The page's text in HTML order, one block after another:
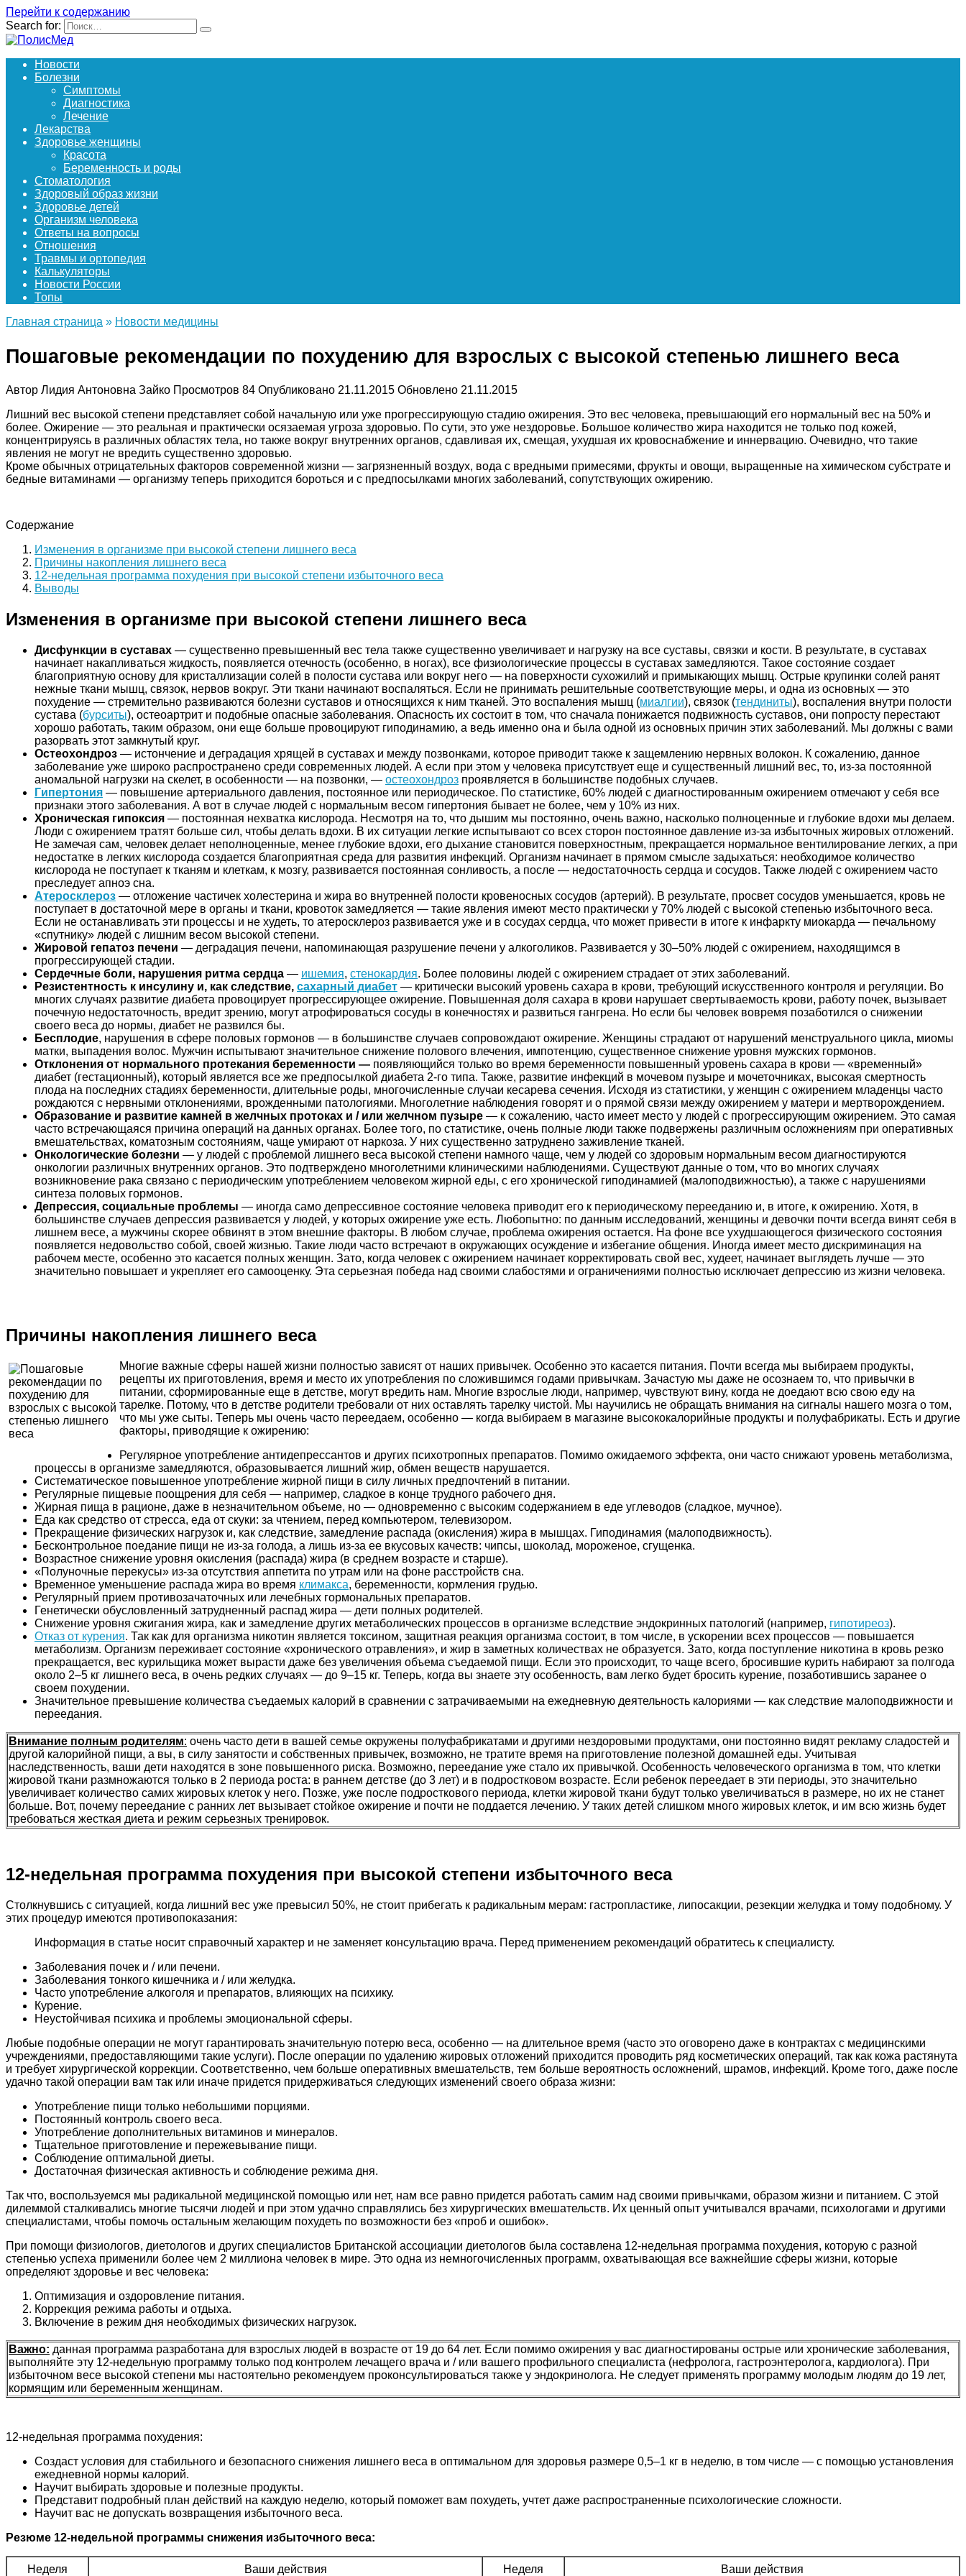
Перейти к содержанию
Search for:
Новости
Болезни
Симптомы
Диагностика
Лечение
Лекарства
Здоровье женщины
Красота
Беременность и роды
Стоматология
Здоровый образ жизни
Здоровье детей
Организм человека
Ответы на вопросы
Отношения
Травмы и ортопедия
Калькуляторы
Новости России
Топы
Главная страница » Новости медицины
Пошаговые рекомендации по похудению для взрослых с высокой степенью лишнего веса
Автор Лидия Антоновна Зайко Просмотров 84 Опубликовано 21.11.2015 Обновлено 21.11.2015
Лишний вес высокой степени представляет собой начальную или уже прогрессирующую стадию ожирения. Это вес человека, превышающий его нормальный вес на 50% и
более. Ожирение — это реальная и практически осязаемая угроза здоровью. По сути, это уже нездоровье. Большое количество жира находится не только под кожей,
концентрируясь в различных областях тела, но также вокруг внутренних органов, сдавливая их, смещая, ухудшая их кровоснабжение и иннервацию. Очевидно, что такие
явления не могут не вредить существенно здоровью.
Кроме обычных отрицательных факторов современной жизни — загрязненный воздух, вода с вредными примесями, фрукты и овощи, выращенные на химическом субстрате и
бедные витаминами — организму теперь приходится бороться и с предпосылками многих заболеваний, сопутствующих ожирению.
Содержание
Изменения в организме при высокой степени лишнего веса
Причины накопления лишнего веса
12-недельная программа похудения при высокой степени избыточного веса
Выводы
Изменения в организме при высокой степени лишнего веса
Дисфункции в суставах — существенно превышенный вес тела также существенно увеличивает и нагрузку на все суставы, связки и кости. В результате, в суставах
начинает накапливаться жидкость, появляется отечность (особенно, в ногах), все физиологические процессы в суставах замедляются. Такое состояние создает
благоприятную основу для кристаллизации солей в полости сустава или вокруг него — на поверхности сухожилий и примыкающих мышц. Острые крупинки солей ранят
нежные ткани мышц, связок, нервов вокруг. Эти ткани начинают воспаляться. Если не принимать решительные соответствующие меры, и одна из основных — это
похудение — стремительно развиваются болезни суставов и относящихся к ним тканей. Это воспаления мышц (миалгии), связок (тендиниты), воспаления внутри полости
сустава (бурситы), остеоартрит и подобные опасные заболевания. Опасность их состоит в том, что сначала понижается подвижность суставов, они попросту перестают
хорошо работать, таким образом, они еще больше провоцируют гиподинамию, а ведь именно она и была одной из основных причин этих заболеваний. Мы должны с вами
разорвать этот замкнутый круг.
Остеохондроз — истончение и деградация хрящей в суставах и между позвонками, которое приводит также к защемлению нервных волокон. К сожалению, данное
заболевание уже широко распространено среди современных людей. А если при этом у человека присутствует еще и существенный лишний вес, то, из-за постоянной
аномальной нагрузки на скелет, в особенности — на позвонки, — остеохондроз проявляется в большинстве подобных случаев.
Гипертония — повышение артериального давления, постоянное или периодическое. По статистике, 60% людей с диагностированным ожирением отмечают у себя все
признаки этого заболевания. А вот в случае людей с нормальным весом гипертония бывает не более, чем у 10% из них.
Хроническая гипоксия — постоянная нехватка кислорода. Несмотря на то, что дышим мы постоянно, очень важно, насколько полноценные и глубокие вдохи мы делаем.
Люди с ожирением тратят больше сил, чтобы делать вдохи. В их ситуации легкие испытывают со всех сторон постоянное давление из-за избыточных жировых отложений.
Не замечая сам, человек делает неполноценные, менее глубокие вдохи, его дыхание становится поверхностным, прекращается нормальное вентилирование легких, а при
недостатке в легких кислорода создается благоприятная среда для развития инфекций. Организм начинает в прямом смысле задыхаться: необходимое количество
кислорода не поступает к тканям и клеткам, к мозгу, развивается постоянная сонливость, а после — недостаточность сердца и сосудов. Также людей с ожирением часто
преследует апноэ сна.
Атеросклероз — отложение частичек холестерина и жира во внутренней полости кровеносных сосудов (артерий). В результате, просвет сосудов уменьшается, кровь не
поступает в достаточной мере в органы и ткани, кровоток замедляется — такие явления имеют место практически у 70% людей с высокой степенью избыточного веса.
Если не останавливать эти процессы и не худеть, то атеросклероз развивается уже и в сосудах сердца, что может привести в итоге к инфаркту миокарда — печальному
«спутнику» людей с лишним весом высокой степени.
Жировой гепатоз печени — деградация печени, напоминающая разрушение печени у алкоголиков. Развивается у 30–50% людей с ожирением, находящимся в
прогрессирующей стадии.
Сердечные боли, нарушения ритма сердца — ишемия, стенокардия. Более половины людей с ожирением страдает от этих заболеваний.
Резистентность к инсулину и, как следствие, сахарный диабет — критически высокий уровень сахара в крови, требующий искусственного контроля и регуляции. Во
многих случаях развитие диабета провоцирует прогрессирующее ожирение. Повышенная доля сахара в крови нарушает свертываемость крови, работу почек, вызывает
почечную недостаточность, вредит зрению, могут атрофироваться сосуды в конечностях и развиться гангрена. Но если бы человек вовремя позаботился о снижении
своего веса до нормы, диабет не развился бы.
Бесплодие, нарушения в сфере половых гормонов — в большинстве случаев сопровождают ожирение. Женщины страдают от нарушений менструального цикла, миомы
матки, выпадения волос. Мужчин испытывают значительное снижение полового влечения, импотенцию, существенное снижение уровня мужских гормонов.
Отклонения от нормального протекания беременности — появляющийся только во время беременности повышенный уровень сахара в крови — «временный»
диабет (гестационный), который является все же предпосылкой диабета 2-го типа. Также, развитие инфекций в мочевом пузыре и мочеточниках, высокая смертность
плода на последних стадиях беременности, длительные роды, многочисленные случаи кесарева сечения. Исходя из статистики, у женщин с ожирением младенцы часто
рождаются с нервными отклонениями, врожденными патологиями. Многолетние наблюдения говорят и о прямой связи между ожирением у матери и мертворождением.
Образование и развитие камней в желчных протоках и / или желчном пузыре — к сожалению, часто имеет место у людей с прогрессирующим ожирением. Это самая
часто встречающаяся причина операций на данных органах. Более того, по статистике, очень полные люди также подвержены различным осложнениям при оперативных
вмешательствах, коматозным состояниям, чаще умирают от наркоза. У них существенно затруднено заживление тканей.
Онкологические болезни — у людей с проблемой лишнего веса высокой степени намного чаще, чем у людей со здоровым нормальным весом диагностируются
онкологии различных внутренних органов. Это подтверждено многолетними клиническими наблюдениями. Существуют данные о том, что во многих случаях
возникновение рака связано с периодическим употреблением человеком жирной еды, с его хронической гиподинамией (малоподвижностью), а также с нарушениями
синтеза половых гормонов.
Депрессия, социальные проблемы — иногда само депрессивное состояние человека приводит его к периодическому перееданию и, в итоге, к ожирению. Хотя, в
большинстве случаев депрессия развивается у людей, у которых ожирение уже есть. Любопытно: по данным исследований, женщины и девочки почти всегда винят себя в
лишнем весе, а мужчины скорее обвинят в этом внешние факторы. В любом случае, проблема ожирения остается. На фоне все ухудшающегося физического состояния
появляется недовольство собой, своей жизнью. Такие люди часто встречают в окружающих осуждение и избегание общения. Иногда имеет место дискриминация на
рабочем месте, особенно это касается полных женщин. Зато, когда человек с ожирением начинает корректировать свой вес, худеет, начинает выглядеть лучше — это
значительно повышает и укрепляет его самооценку. Эта серьезная победа над своими слабостями и ограничениями полностью исключает депрессию из жизни человека.
Причины накопления лишнего веса
Многие важные сферы нашей жизни полностью зависят от наших привычек. Особенно это касается питания. Почти всегда мы выбираем продукты,
рецепты их приготовления, время и место их употребления по сложившимся годами привычкам. Зачастую мы даже не осознаем то, что привычки в
питании, сформированные еще в детстве, могут вредить нам. Многие взрослые люди, например, чувствуют вину, когда не доедают всю свою еду на
тарелке. Потому, что в детстве родители требовали от них оставлять тарелку чистой. Мы научились не обращать внимания на сигналы нашего мозга о том,
что мы уже сыты. Теперь мы очень часто переедаем, особенно — когда выбираем в магазине высококалорийные продукты и полуфабрикаты. Есть и другие
факторы, приводящие к ожирению:
Регулярное употребление антидепрессантов и других психотропных препаратов. Помимо ожидаемого эффекта, они часто снижают уровень метаболизма,
процессы в организме замедляются, образовывается лишний жир, обмен веществ нарушается.
Систематическое повышенное употребление жирной пищи в силу личных предпочтений в питании.
Регулярные пищевые поощрения для себя — например, сладкое в конце трудного рабочего дня.
Жирная пища в рационе, даже в незначительном объеме, но — одновременно с высоким содержанием в еде углеводов (сладкое, мучное).
Еда как средство от стресса, еда от скуки: за чтением, перед компьютером, телевизором.
Прекращение физических нагрузок и, как следствие, замедление распада (окисления) жира в мышцах. Гиподинамия (малоподвижность).
Бесконтрольное поедание пищи не из-за голода, а лишь из-за ее вкусовых качеств: чипсы, шоколад, мороженое, сгущенка.
Возрастное снижение уровня окисления (распада) жира (в среднем возрасте и старше).
«Полуночные перекусы» из-за отсутствия аппетита по утрам или на фоне расстройств сна.
Временное уменьшение распада жира во время климакса, беременности, кормления грудью.
Регулярный прием противозачаточных или лечебных гормональных препаратов.
Генетически обусловленный затрудненный распад жира — дети полных родителей.
Снижение уровня сжигания жира, как и замедление других метаболических процессов в организме вследствие эндокринных патологий (например, гипотиреоз).
Отказ от курения. Так как для организма никотин является токсином, защитная реакция организма состоит, в том числе, в ускорении всех процессов — повышается
метаболизм. Организм переживает состояние «хронического отравления», и жир в заметных количествах не образуется. Зато, когда поступление никотина в кровь резко
прекращается, вес курильщика может вырасти даже без увеличения объема съедаемой пищи. Если это происходит, то чаще всего, бросившие курить набирают за полгода
около 2–5 кг лишнего веса, в очень редких случаях — до 9–15 кг. Теперь, когда вы знаете эту особенность, вам легко будет бросить курение, позаботившись заранее о
своем похудении.
Значительное превышение количества съедаемых калорий в сравнении с затрачиваемыми на ежедневную деятельность калориями — как следствие малоподвижности и
переедания.
Внимание полным родителям: очень часто дети в вашей семье окружены полуфабрикатами и другими нездоровыми продуктами, они постоянно видят рекламу сладостей и
другой калорийной пищи, а вы, в силу занятости и собственных привычек, возможно, не тратите время на приготовление полезной домашней еды. Учитывая
наследственность, ваши дети находятся в зоне повышенного риска. Возможно, переедание уже стало их привычкой. Особенность человеческого организма в том, что клетки
жировой ткани размножаются только в 2 периода роста: в раннем детстве (до 3 лет) и в подростковом возрасте. Если ребенок переедает в эти периоды, это значительно
увеличивает количество самих жировых клеток у него. Позже, уже после подросткового периода, клетки жировой ткани будут только увеличиваться в размере, но их не станет
больше. Вот, почему переедание с ранних лет вызывает стойкое ожирение и почти не поддается лечению. У таких детей слишком много жировых клеток, и им всю жизнь будет
требоваться жесткая диета и режим серьезных тренировок.
12-недельная программа похудения при высокой степени избыточного веса
Столкнувшись с ситуацией, когда лишний вес уже превысил 50%, не стоит прибегать к радикальным мерам: гастропластике, липосакции, резекции желудка и тому подобному. У
этих процедур имеются противопоказания:
Информация в статье носит справочный характер и не заменяет консультацию врача. Перед применением рекомендаций обратитесь к специалисту.
Заболевания почек и / или печени.
Заболевания тонкого кишечника и / или желудка.
Часто употребление алкоголя и препаратов, влияющих на психику.
Курение.
Неустойчивая психика и проблемы эмоциональной сферы.
Любые подобные операции не могут гарантировать значительную потерю веса, особенно — на длительное время (часто это оговорено даже в контрактах с медицинскими
учреждениями, предоставляющими такие услуги). После операции по удалению жировых отложений приходится проводить ряд косметических операций, так как кожа растянута
и требует хирургической коррекции. Соответственно, чем больше оперативных вмешательств, тем больше вероятность осложнений, шрамов, инфекций. Кроме того, даже после
удачно такой операции вам так или иначе придется придерживаться следующих изменений своего образа жизни:
Употребление пищи только небольшими порциями.
Постоянный контроль своего веса.
Употребление дополнительных витаминов и минералов.
Тщательное приготовление и пережевывание пищи.
Соблюдение оптимальной диеты.
Достаточная физическая активность и соблюдение режима дня.
Так что, воспользуемся мы радикальной медицинской помощью или нет, нам все равно придется работать самим над своими привычками, образом жизни и питанием. С этой
дилеммой сталкивались многие тысячи людей и при этом удачно справлялись без хирургических вмешательств. Их ценный опыт учитывался врачами, психологами и другими
специалистами, чтобы помочь остальным желающим похудеть по возможности без «проб и ошибок».
При помощи физиологов, диетологов и других специалистов Британской ассоциации диетологов была составлена 12-недельная программа похудения, которую с разной
степенью успеха применили более чем 2 миллиона человек в мире. Это одна из немногочисленных программ, охватывающая все важнейшие сферы жизни, которые
определяют здоровье и вес человека:
Оптимизация и оздоровление питания.
Коррекция режима работы и отдыха.
Включение в режим дня необходимых физических нагрузок.
Важно: данная программа разработана для взрослых людей в возрасте от 19 до 64 лет. Если помимо ожирения у вас диагностированы острые или хронические заболевания,
выполняйте эту 12-недельную программу только под контролем лечащего врача и / или вашего профильного специалиста (нефролога, гастроэнтеролога, кардиолога). При
избыточном весе высокой степени мы настоятельно рекомендуем проконсультироваться также у эндокринолога. Не следует применять программу молодым людям до 19 лет,
кормящим или беременным женщинам.
12-недельная программа похудения:
Создаст условия для стабильного и безопасного снижения лишнего веса в оптимальном для здоровья размере 0,5–1 кг в неделю, в том числе — с помощью установления
ежедневной нормы калорий.
Научит выбирать здоровые и полезные продукты.
Представит подробный план действий на каждую неделю, который поможет вам похудеть, учтет даже распространенные психологические сложности.
Научит вас не допускать возвращения избыточного веса.
Резюме 12-недельной программы снижения избыточного веса:
Неделя Ваши действия Неделя Ваши действия